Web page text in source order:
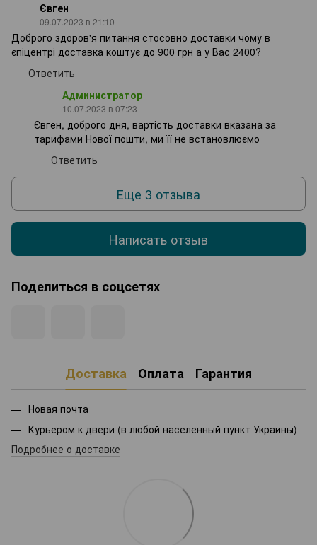
Євген
09.07.2023 в 21:10
Доброго здоров'я питання стосовно доставки чому в
єпіцентрі доставка коштує до 900 грн а у Вас 2400?
Ответить
Администратор
10.07.2023 в 07:23
Євген, доброго дня, вартість доставки вказана за
тарифами Нової пошти, ми її не встановлюємо
Ответить
Еще 3 отзыва
Написать отзыв
Поделиться в соцсетях
Доставка Оплата Гарантия
Новая почта
Курьером к двери (в любой населенный пункт Украины)
Подробнее о доставке